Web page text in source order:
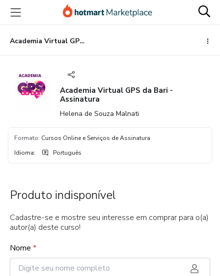
para
conteúdo
principal
para
pagamento
para
rodapé
Academia Virtual GPS da Bari - Assinatura
Academia Virtual GPS da Bari -
Assinatura
Helena de Souza Malnati
Formato: Cursos Online e Serviços de Assinatura
Idioma: Português
Produto indisponível
Cadastre-se e mostre seu interesse em comprar para o(a)
autor(a) deste curso!
Nome *